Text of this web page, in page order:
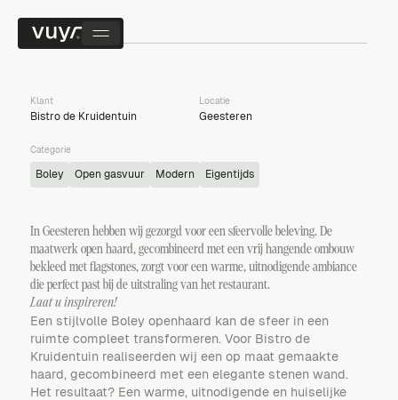
Klant
Bistro de Kruidentuin
Locatie
Geesteren
Categorie
Boley Open gasvuur Modern Eigentijds
In Geesteren hebben wij gezorgd voor een sfeervolle beleving. De
maatwerk open haard, gecombineerd met een vrij hangende ombouw
bekleed met flagstones, zorgt voor een warme, uitnodigende ambiance
die perfect past bij de uitstraling van het restaurant.
Laat u inspireren!
Een stijlvolle Boley openhaard kan de sfeer in een
ruimte compleet transformeren. Voor Bistro de
Kruidentuin realiseerden wij een op maat gemaakte
haard, gecombineerd met een elegante stenen wand.
Het resultaat? Een warme, uitnodigende en huiselijke